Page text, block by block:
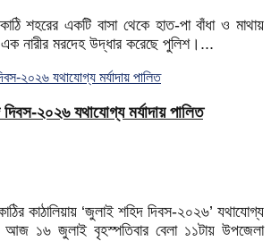
শহরের একটি বাসা থেকে হাত-পা বাঁধা ও মাথায়
নারীর মরদেহ উদ্ধার করেছে পুলিশ।...
২০২৬ যথাযোগ্য মর্যাদায় পালিত
কাঠালিয়ায় ‘জুলাই শহিদ দিবস-২০২৬’ যথাযোগ্য
আজ ১৬ জুলাই বৃহস্পতিবার বেলা ১১টায় উপজেলা